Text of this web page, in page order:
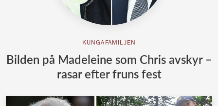
KUNGAFAMILJEN
Bilden på Madeleine som Chris avskyr –
rasar efter fruns fest